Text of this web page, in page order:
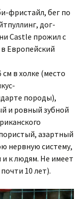
фристайл, бег по
дог-
Castle прожил с
Европейский
в холке (место
породы),
и ровный зубной
азартный
нервную систему,
к людям. Не имеет
10 лет).